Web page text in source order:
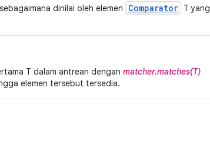
dinilai oleh elemen Comparator T yang
T dalam antrean dengan matcher.matches(T)
elemen tersebut tersedia.